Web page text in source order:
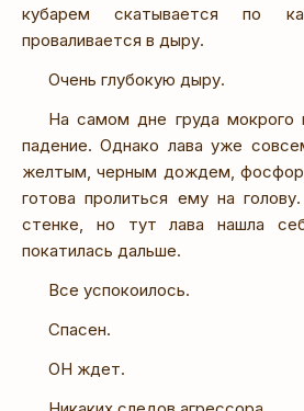
кубарем скатывается по
проваливается в дыру.
Очень глубокую дыру.
На самом дне груда мокрого
падение. Однако лава уже
желтым, черным дождем,
готова пролиться ему на
стенке, но тут лава нашла
покатилась дальше.
Все успокоилось.
Спасен.
ОН ждет.